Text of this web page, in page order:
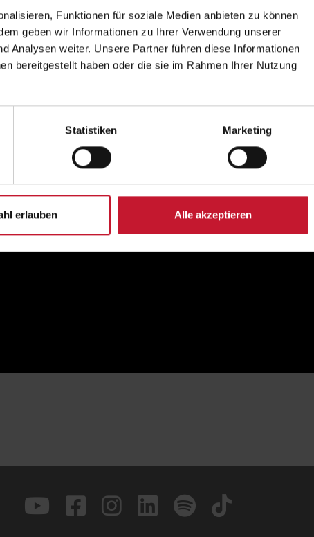
Funktionen für soziale Medien anbieten zu können
geben wir Informationen zu Ihrer Verwendung unserer
Analysen weiter. Unsere Partner führen diese Informationen
bereitgestellt haben oder die sie im Rahmen Ihrer Nutzung
Statistiken Marketing
erlauben Alle akzeptieren
im griechisch-römischen Stil, sondern er studiert neben seiner Karriere
DHfPG. Im Interview erzählt Etienne, wie er zum Ringen gekommen ist,
welches Ziel er sich für die Zukunft gesetzt hat.
aktivieren Sie bitte Cookies der Kategorie "Marketing". Weitere